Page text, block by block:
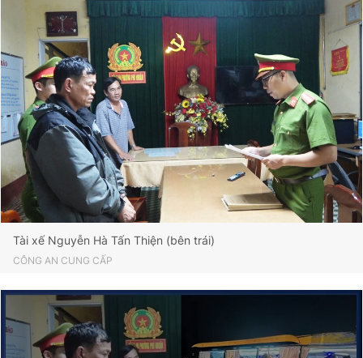
Theo dõi báo trên
Hotline
0906 645 777
Liên hệ quảng cáo
0908 780 404
Đặt báo Quảng cáo RSS Tòa soạn Chính sách bảo
Tổng biên tập: Nguyễn Ngọc Toàn
Phó tổng biên tập thường trực: Hải Thành
Phó tổng biên tập: Lâm Hiếu Dũng
Tổng thư ký tòa soạn: Đức Trung
© 2003-2026 Bản quyền thuộc về Báo Thanh Niên. Cấm sao
chép dưới mọi hình thức nếu không có sự chấp thuận bằng văn
bản. Phát triển bởi ePi Technologies, JSC.
Tài xế Nguyễn Hà Tấn Thiện (bên trái)
CÔNG AN CUNG CẤP